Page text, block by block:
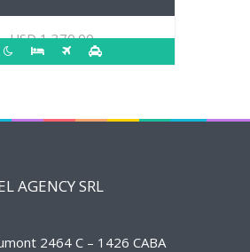
USD1,370.00
AGENCY SRL
2464 C – 1426 CABA